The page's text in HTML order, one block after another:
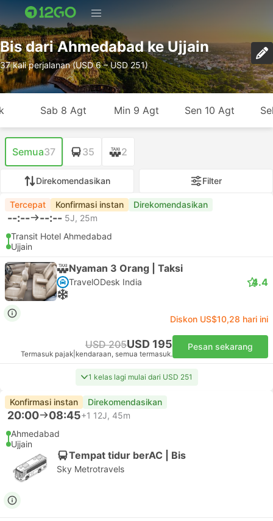
Bis dari Ahmedabad ke Ujjain
37 kali perjalanan (USD 6 – USD 251)
Sab 8 Agt Min 9 Agt Sen 10 Agt
Semua37 35 2
Direkomendasikan Filter
Tercepat Konfirmasi instan Direkomendasikan
--:-- --:-- 5J, 25m
Transit Hotel Ahmedabad
Ujjain
Nyaman 3 Orang | Taksi
TravelODesk India 4.4
Diskon US$10,28 hari ini
USD 205USD 195
Termasuk pajak kendaraan, semua termasuk.
Pesan sekarang
1 kelas lagi mulai dari USD 251
Konfirmasi instan Direkomendasikan
20:00 08:45+1 12J, 45m
Ahmedabad
Ujjain
Tempat tidur berAC | Bis
Sky Metrotravels